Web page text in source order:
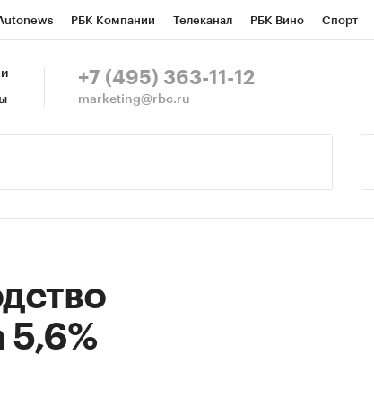
РБК Компании Телеканал РБК Вино Спорт
СПб Спецпроекты
+7 (495) 363-11-12
marketing@rbc.ru
5,6%